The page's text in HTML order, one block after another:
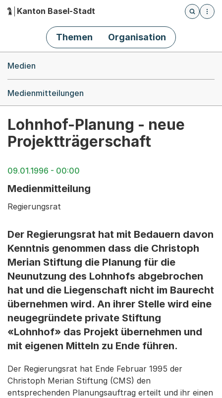
Hauptnavigation
Kanton Basel-Stadt
Öffnet
Themen Organisation
Medien
Medienmitteilungen
Lohnhof-Planung - neue
Projektträgerschaft
09.01.1996 - 00:00
Medienmitteilung
Regierungsrat
Der Regierungsrat hat mit Bedauern davon
Kenntnis genommen dass die Christoph
Merian Stiftung die Planung für die
Neunutzung des Lohnhofs abgebrochen
hat und die Liegenschaft nicht im Baurecht
übernehmen wird. An ihrer Stelle wird eine
neugegründete private Stiftung
«Lohnhof» das Projekt übernehmen und
mit eigenen Mitteln zu Ende führen.
Der Regierungsrat hat Ende Februar 1995 der
Christoph Merian Stiftung (CMS) den
entsprechenden Planungsauftrag erteilt und ihr einen